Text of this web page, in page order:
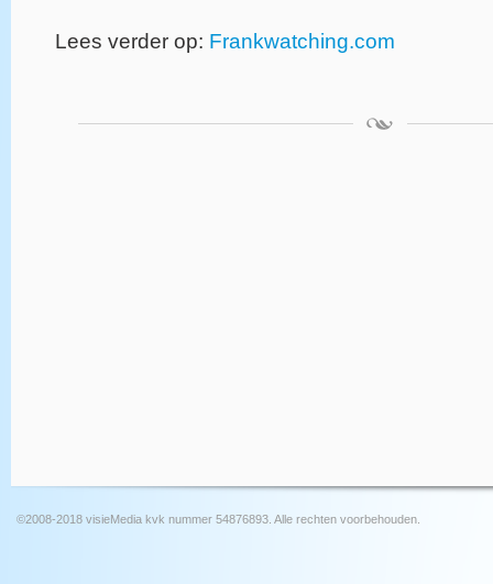
Lees verder op: Frankwatching.com
©2008-2018 visieMedia kvk nummer 54876893. Alle rechten voorbehouden.